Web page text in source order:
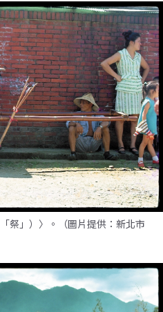
祭」）〉。（圖片提供：新北市